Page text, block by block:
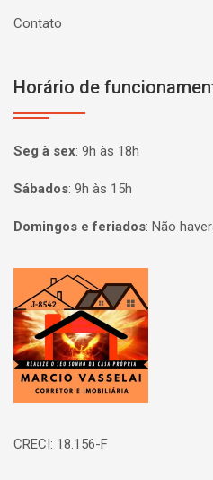
Contato
Horário de
Seg à sex: 9h às 18h
Sábados: 9h às 15h
Domingos e feriados: Não
Página inicial
CRECI: 18.156-F